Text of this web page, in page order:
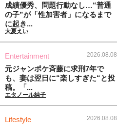
成績優秀、問題行動なし…“普通
の子”が「性加害者」になるまで
に起き...
大夏えい
Entertainment 2026.08.08
元ジャンポケ斉藤に求刑7年で
も、妻は翌日に“楽しすぎた“と投
稿。「...
エタノール純子
Lifestyle 2026.08.08